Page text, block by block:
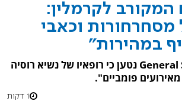
המקורב לקרמלין:
מסחרחורות וכאבי
במהירות"
בערוץ הטלגרם General SVR נטען כי רופאיו של נשיא רוסיה
פומביים".
1 דקות